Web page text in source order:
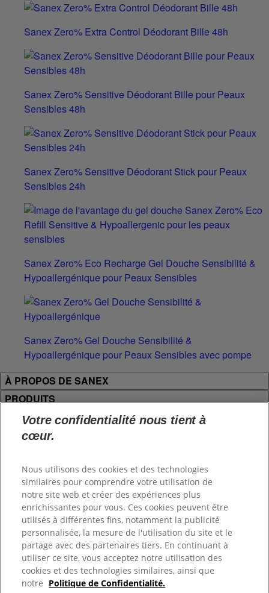
Sanex Zero% Extra Control Déodorant Bille 48h
Sanex Zero% Sensitive Déodorant Bille pour Peaux
Sensibles 48h
Sanex Zero% Sensitive Déodorant Stick pour Peaux
Sensibles 24h
Sanex Zero% Eco Recharge Gel Douche Sensibilité &
Hypoallergénique pour Peaux Sensibles
Sanex Zero% Gel Douche Sensibilité &
Hypoallergénique pour Peaux Sensibles avec pompe
À PROPOS DE SANEX
PRODUITS
JURIDIQUE ET CONTACT
Sitemap
Mentions légales
Conditions d'utilisation
Gérer les cookies
Votre confidentialité nous tient à
cœur.
Nous utilisons des cookies et des technologies
similaires pour comprendre votre utilisation de
notre site web et créer des expériences plus
enrichissantes pour vous. Ces cookies peuvent être
utilisés à différentes fins, notamment la publicité
personnalisée, la mesure de l'utilisation du site et le
partage avec des partenaires tiers. En continuant à
utiliser ce site, vous acceptez notre utilisation des
cookies et des technologies similaires, ainsi que
notre Politique de Confidentialité.